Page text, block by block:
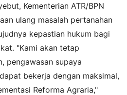
Kementerian ATR/BPN
ulang masalah pertanahan
kepastian hukum bagi
"Kami akan tetap
pengawasan supaya
bekerja dengan maksimal,
Reforma Agraria,"